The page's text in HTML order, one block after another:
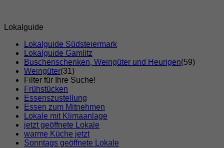
Lokalguide
Lokalguide Südsteiermark
Lokalguide Gamlitz
Buschenschenken, Weingüter und Heurigen(59)
Weingüter(31)
Filter für Ihre Suche!
Frühstücken
Essenszustellung
Essen zum Mitnehmen
Lokale mit Klimaanlage
jetzt geöffnete Lokale
warme Küche jetzt
Sonntags geöffnete Lokale